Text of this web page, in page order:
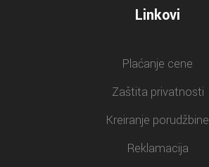
Linkovi
Plaćanje cene
Zaštita privatnosti
Kreiranje porudžbine
Reklamacija